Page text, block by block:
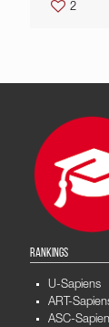
2
RANKINGS
U-Sapiens
ART-
ASC-